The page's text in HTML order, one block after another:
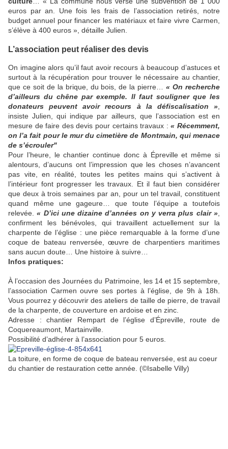
euros par an. Une fois les frais de l’association retirés, notre
budget annuel pour financer les matériaux et faire vivre Carmen,
s’élève à 400 euros », détaille Julien.
L’association peut réaliser des devis
On imagine alors qu’il faut avoir recours à beaucoup d’astuces et
surtout à la récupération pour trouver le nécessaire au chantier,
que ce soit de la brique, du bois, de la pierre…« On recherche
d’ailleurs du chêne par exemple. Il faut souligner que les
donateurs peuvent avoir recours à la défiscalisation »,
insiste Julien, qui indique par ailleurs, que l’association est en
mesure de faire des devis pour certains travaux : « Récemment,
on l’a fait pour le mur du cimetière de Montmain, qui menace
de s’écrouler"
Pour l’heure, le chantier continue donc à Épreville et même si
alentours, d’aucuns ont l’impression que les choses n’avancent
pas vite, en réalité, toutes les petites mains qui s’activent à
l’intérieur font progresser les travaux. Et il faut bien considérer
que deux à trois semaines par an, pour un tel travail, constituent
quand même une gageure… que toute l’équipe a toutefois
relevée.« D’ici une dizaine d’années on y verra plus clair »,
confirment les bénévoles, qui travaillent actuellement sur la
charpente de l’église : une pièce remarquable à la forme d’une
coque de bateau renversée, œuvre de charpentiers maritimes
sans aucun doute… Une histoire à suivre…
Infos pratiques:
À l’occasion des Journées du Patrimoine, les 14 et 15 septembre,
l’association Carmen ouvre ses portes à l’église, de 9h à 18h.
Vous pourrez y découvrir des ateliers de taille de pierre, de travail
de la charpente, de couverture en ardoise et en zinc.
Adresse : chantier Rempart de l’église d’Épreville, route de
Coquereaumont, Martainville.
Possibilité d’adhérer à l’association pour 5 euros.
La toiture, en forme de coque de bateau renversée, est au coeur
du chantier de restauration cette année. (©Isabelle Villy)